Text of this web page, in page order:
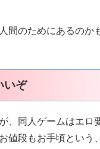
間のためにあるのか
いぞ
、同人ゲームはエロ
値段もお手頃という